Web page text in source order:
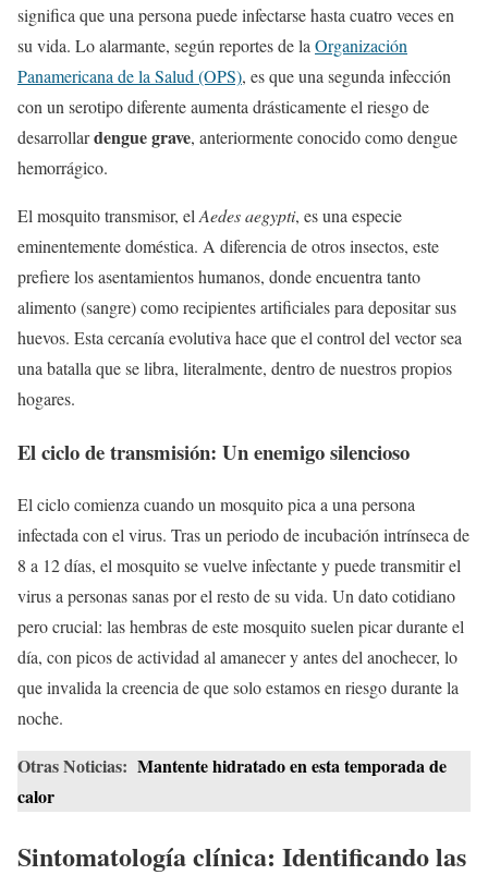
significa que una persona puede infectarse hasta cuatro veces en
su vida. Lo alarmante, según reportes de la Organización
Panamericana de la Salud (OPS), es que una segunda infección
con un serotipo diferente aumenta drásticamente el riesgo de
desarrollardengue grave, anteriormente conocido como dengue
hemorrágico.
El mosquito transmisor, el Aedes aegypti, es una especie
eminentemente doméstica. A diferencia de otros insectos, este
prefiere los asentamientos humanos, donde encuentra tanto
alimento (sangre) como recipientes artificiales para depositar sus
huevos. Esta cercanía evolutiva hace que el control del vector sea
una batalla que se libra, literalmente, dentro de nuestros propios
hogares.
El ciclo de transmisión: Un enemigo silencioso
El ciclo comienza cuando un mosquito pica a una persona
infectada con el virus. Tras un periodo de incubación intrínseca de
8 a 12 días, el mosquito se vuelve infectante y puede transmitir el
virus a personas sanas por el resto de su vida. Un dato cotidiano
pero crucial: las hembras de este mosquito suelen picar durante el
día, con picos de actividad al amanecer y antes del anochecer, lo
que invalida la creencia de que solo estamos en riesgo durante la
noche.
Otras Noticias: Mantente hidratado en esta temporada de
calor
Sintomatología clínica: Identificando las